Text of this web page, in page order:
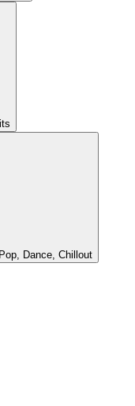
Dance, Chillout